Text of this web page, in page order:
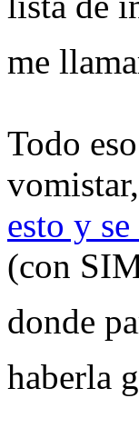
me
Todo
esto y
(con
donde
haberla